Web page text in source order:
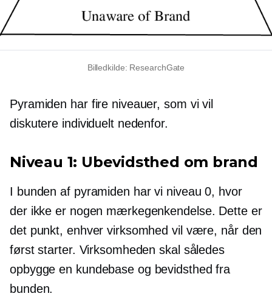
Billedkilde: ResearchGate
Pyramiden har fire niveauer, som vi vil
diskutere individuelt nedenfor.
Niveau 1: Ubevidsthed om brand
I bunden af ​​pyramiden har vi niveau 0, hvor
der ikke er nogen mærkegenkendelse. Dette er
det punkt, enhver virksomhed vil være, når den
først starter. Virksomheden skal således
opbygge en kundebase og bevidsthed fra
bunden.